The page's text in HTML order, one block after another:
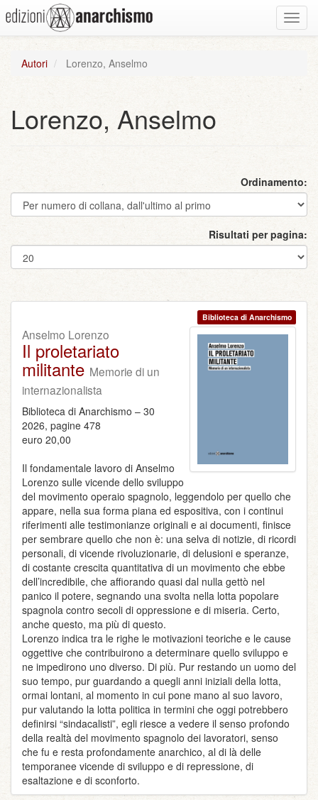
Autori Lorenzo, Anselmo
Lorenzo, Anselmo
Ordinamento:
Risultati per pagina:
Biblioteca di Anarchismo
Anselmo Lorenzo
Il proletariato
militante Memorie di un
internazionalista
Biblioteca di Anarchismo – 30
2026, pagine 478
euro 20,00
Il fondamentale lavoro di Anselmo
Lorenzo sulle vicende dello sviluppo
del movimento operaio spagnolo, leggendolo per quello che
appare, nella sua forma piana ed espositiva, con i continui
riferimenti alle testimonianze originali e ai documenti, finisce
per sembrare quello che non è: una selva di notizie, di ricordi
personali, di vicende rivoluzionarie, di delusioni e speranze,
di costante crescita quantitativa di un movimento che ebbe
dell’incredibile, che affiorando quasi dal nulla gettò nel
panico il potere, segnando una svolta nella lotta popolare
spagnola contro secoli di oppressione e di miseria. Certo,
anche questo, ma più di questo.
Lorenzo indica tra le righe le motivazioni teoriche e le cause
oggettive che contribuirono a determinare quello sviluppo e
ne impedirono uno diverso. Di più. Pur restando un uomo del
suo tempo, pur guardando a quegli anni iniziali della lotta,
ormai lontani, al momento in cui pone mano al suo lavoro,
pur valutando la lotta politica in termini che oggi potrebbero
definirsi “sindacalisti”, egli riesce a vedere il senso profondo
della realtà del movimento spagnolo dei lavoratori, senso
che fu e resta profondamente anarchico, al di là delle
temporanee vicende di sviluppo e di repressione, di
esaltazione e di sconforto.